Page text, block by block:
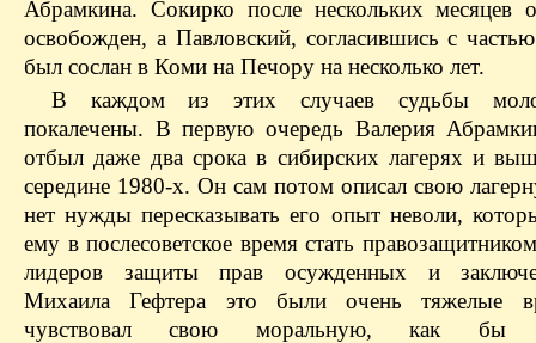
Абрамкина. Сокирко после нескольких месяцев
освобожден, а Павловский, согласившись с
был сослан в Коми на Печору на несколько лет.
В каждом из этих случаев судьбы
покалечены. В первую очередь Валерия
отбыл даже два срока в сибирских лагерях и
середине 1980-х. Он сам потом описал свою
нет нужды пересказывать его опыт неволи,
ему в послесоветское время стать
лидеров защиты прав осужденных и
Михаила Гефтера это были очень тяжелые
чувствовал свою моральную, как бы